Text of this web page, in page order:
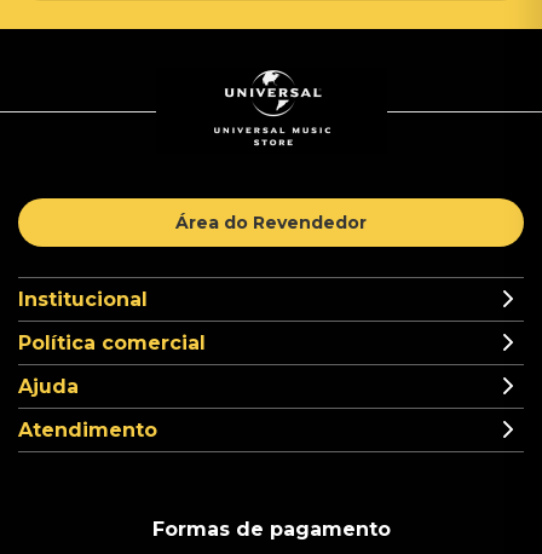
Área do Revendedor
Institucional
Política comercial
Ajuda
Atendimento
Formas de pagamento